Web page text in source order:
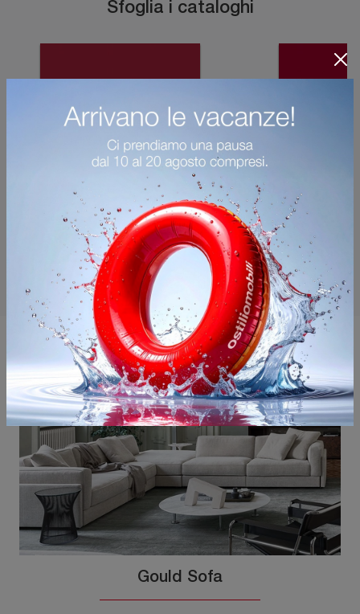
Sfoglia i cataloghi
Potrebbero piacerti anche
Gould Sofa